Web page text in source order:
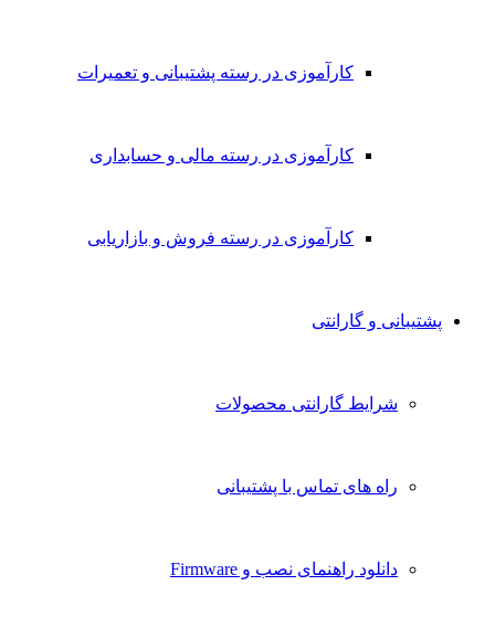
کارآموزی در رسته پشتیبانی و تعمیرات
کارآموزی در رسته مالی و حسابداری
کارآموزی در رسته فروش و بازاریابی
پشتیبانی و گارانتی
شرایط گارانتی محصولات
راه های تماس با پشتیبانی
دانلود راهنمای نصب و Firmware